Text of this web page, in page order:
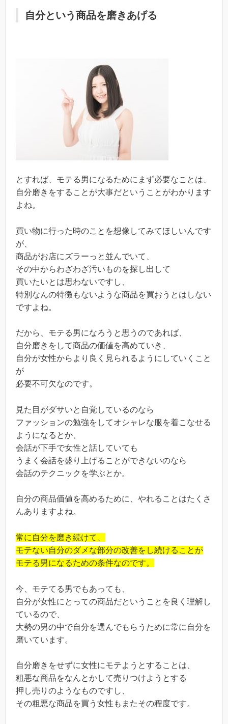
自分という商品を磨きあげる
とすれば、モテる男になるためにまず必要なことは、
自分磨きをすることが大事だということがわかります
よね。
買い物に行った時のことを想像してみてほしいんです
が、
商品がお店にズラーっと並んでいて、
その中からわざわざ汚いものを探し出して
買いたいとは思わないですし、
特別なんの特徴もないような商品を買おうとはしない
ですよね。
だから、モテる男になろうと思うのであれば、
自分磨きをして商品の価値を高めていき、
自分が女性からより良く見られるようにしていくこと
が
必要不可欠なのです。
見た目がダサいと自覚しているのなら
ファッションの勉強をしてオシャレな服を着こなせる
ようになるとか、
会話が下手で女性と話していても
うまく会話を盛り上げることができないのなら
会話のテクニックを学ぶとか。
自分の商品価値を高めるために、やれることはたくさ
んありますよね。
常に自分を磨き続けて、
モテない自分のダメな部分の改善をし続けることが
モテる男になるための条件なのです。
今、モテてる男でもあっても、
自分が女性にとっての商品だということを良く理解し
ているので、
大勢の男の中で自分を選んでもらうために常に自分を
磨いています。
自分磨きをせずに女性にモテようとすることは、
粗悪な商品をなんとかして売りつけようとする
押し売りのようなものですし、
その粗悪な商品を買う女性もまたその程度です。